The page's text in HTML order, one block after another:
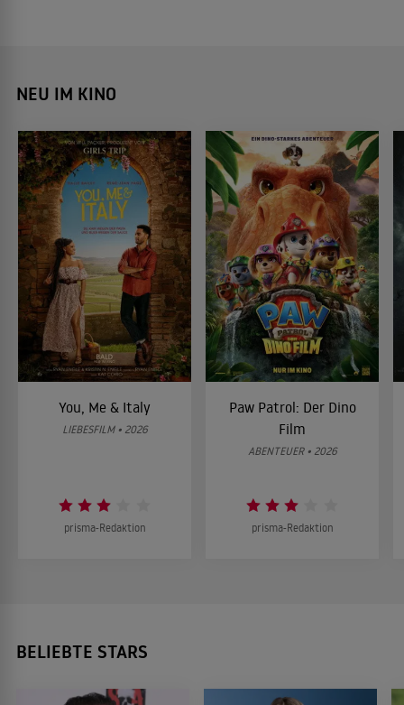
NEU IM KINO
You, Me & Italy
LIEBESFILM • 2026
prisma-Redaktion
Paw Patrol: Der Dino
Film
ABENTEUER • 2026
prisma-Redaktion
BELIEBTE STARS